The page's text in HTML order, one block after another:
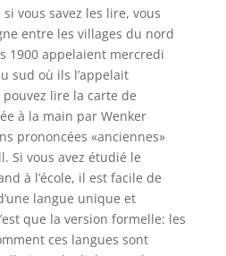
vous savez les lire, vous
entre les villages du nord
1900 appelaient mercredi
sud où ils l’appelait
lire la carte de
à la main par Wenker
prononcées «anciennes»
Si vous avez étudié le
à l’école, il est facile de
langue unique et
que la version formelle: les
ces langues sont